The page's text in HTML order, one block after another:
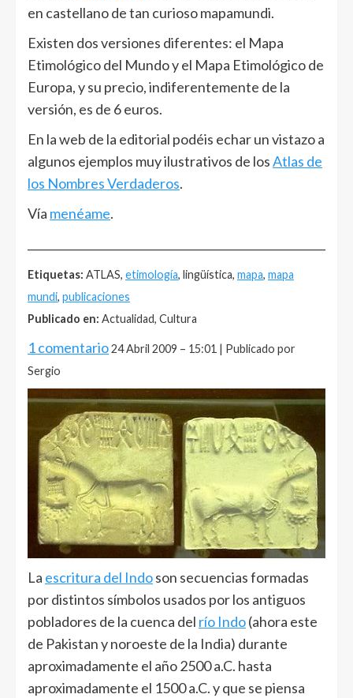
en castellano de tan curioso mapamundi.
Existen dos versiones diferentes: el Mapa
Etimológico del Mundo y el Mapa Etimológico de
Europa, y su precio, indiferentemente de la
versión, es de 6 euros.
En la web de la editorial podéis echar un vistazo a
algunos ejemplos muy ilustrativos de losAtlas de
los Nombres Verdaderos.
Vía menéame.
Etiquetas: ATLAS, etimología, lingüística, mapa, mapa
mundi, publicaciones
Publicado en: Actualidad, Cultura
1 comentario24 Abril 2009 – 15:01 | Publicado por
Sergio
La escritura del Indoson secuencias formadas
por distintos símbolos usados por los antiguos
pobladores de la cuenca del río Indo(ahora este
de Pakistan y noroeste de la India) durante
aproximadamente el año 2500 a.C. hasta
aproximadamente el 1500 a.C. y que se piensa